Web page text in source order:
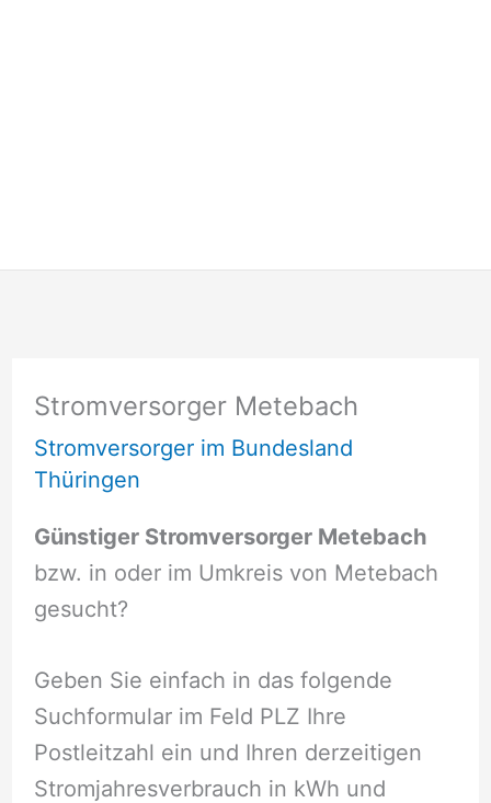
Stromversorger Metebach
Stromversorger im Bundesland
Thüringen
Günstiger Stromversorger Metebach
bzw. in oder im Umkreis von Metebach
gesucht?
Geben Sie einfach in das folgende
Suchformular im Feld PLZ Ihre
Postleitzahl ein und Ihren derzeitigen
Stromjahresverbrauch in kWh und